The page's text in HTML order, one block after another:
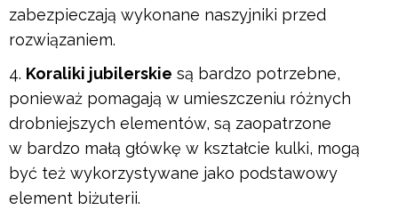
zabezpieczają wykonane naszyjniki przed
rozwiązaniem.
Koraliki jubilerskie są bardzo potrzebne,
ponieważ pomagają w umieszczeniu różnych
drobniejszych elementów, są zaopatrzone
w bardzo małą główkę w kształcie kulki, mogą
być też wykorzystywane jako podstawowy
element biżuterii.